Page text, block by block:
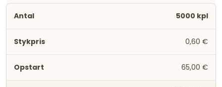
5000 kpl
0,60 €
65,00 €